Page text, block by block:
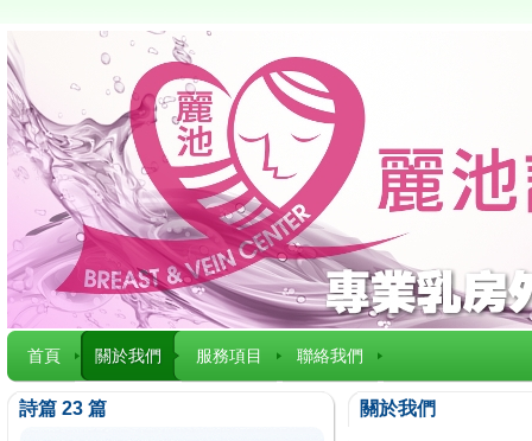
首頁 關於我們 服務項目 聯絡我們
詩篇 23 篇 關於我們